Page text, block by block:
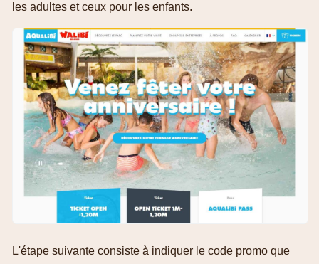
les adultes et ceux pour les enfants.
L'étape suivante consiste à indiquer le code promo que